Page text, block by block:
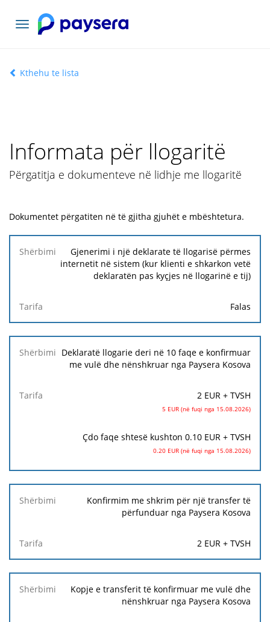
Navigacioni
toggle
Kthehu te lista
Informata për llogaritë
Përgatitja e dokumenteve në lidhje me llogaritë
Dokumentet përgatiten në të gjitha gjuhët e mbështetura.
Shërbimi
Gjenerimi i një deklarate të llogarisë përmes
internetit në sistem (kur klienti e shkarkon vetë
deklaratën pas kyçjes në llogarinë e tij)
Falas
Deklaratë llogarie deri në 10 faqe e konfirmuar
me vulë dhe nënshkruar nga Paysera Kosova
2 EUR + TVSH
5 EUR (në fuqi nga 15.08.2026)
Çdo faqe shtesë kushton 0.10 EUR + TVSH
0.20 EUR (në fuqi nga 15.08.2026)
Konfirmim me shkrim për një transfer të
përfunduar nga Paysera Kosova
2 EUR + TVSH
Kopje e transferit të konfirmuar me vulë dhe
nënshkruar nga Paysera Kosova